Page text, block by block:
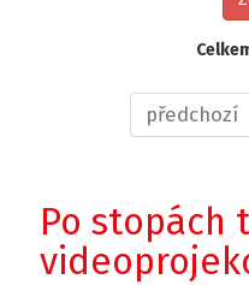
předchozí
Po stopách